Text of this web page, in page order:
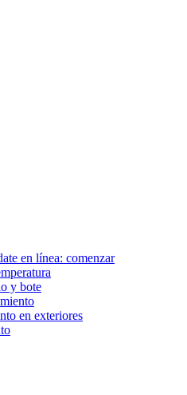
en línea: comenzar
y bote
en exteriores